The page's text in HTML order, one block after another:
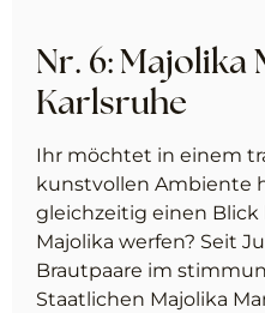
Nr. 6: Majolika
Karlsruhe
Ihr möchtet in einem
kunst­vol­len Ambiente
gleichzeitig einen
Majolika werfen? Seit
Brautpaare im
Staatlichen Majolika